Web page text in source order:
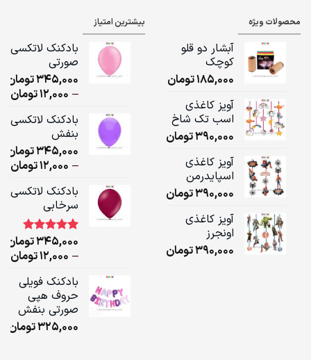
محصولات ویژه
آبشار دو قلو
کوچک
185,000تومان
آویز کاغذی
اسب تک شاخ
390,000تومان
آویز کاغذی
اسپایدرمن
390,000تومان
آویز کاغذی
اونجرز
390,000تومان
بیشترین امتیاز
بادکنک لاتکسی
صورتی
345,000تومان
–
12,000تومان
بادکنک لاتکسی
بنفش
345,000تومان
–
12,000تومان
بادکنک لاتکسی
سرخابی
امتیاز5.00
1
مشتری
345,000تومان
–
12,000تومان
بادکنک فویلی
حروف هپی
صورتی بنفش
325,000تومان